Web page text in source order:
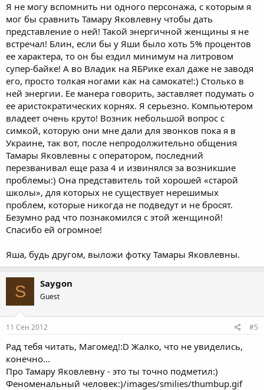
Я не могу вспомнить ни одного персонажа, с которым я
мог бы сравнить Тамару Яковлевну чтобы дать
представление о ней! Такой энергичной женщины я не
встречал! Блин, если бы у Яши было хоть 5% процентов
ее характера, то он бы ездил минимум на литровом
супер-байке! А во Владик на ЯБРике ехал даже не заводя
его, просто толкая ногами как на самокате!:) Столько в
ней энергии. Ее манера говорить, заставляет подумать о
ее аристократических корнях. Я серьезно. Компьютером
владеет очень круто! Возник небольшой вопрос с
симкой, которую они мне дали для звонков пока я в
Украине, так вот, после непродолжительно общения
Тамары Яковлевны с оператором, последний
перезванивал еще раза 4 и извинялся за возникшие
проблемы:) Она представитель той хорошей «старой
школы», для которых не существует нерешимых
проблем, которые никогда не подведут и не бросят.
Безумно рад что познакомился с этой женщиной!
Спасибо ей огромное!
Яша, будь другом, выложи фотку Тамары Яковлевны.
S Saygon
Guest
11 Сен 2012 #5
Рад тебя читать, Магомед!:D Жалко, что не увиделись,
конечно...
Про Тамару Яковлевну - это ты точно подметил:)
Феноменальный человек:)/images/smilies/thumbup.gif